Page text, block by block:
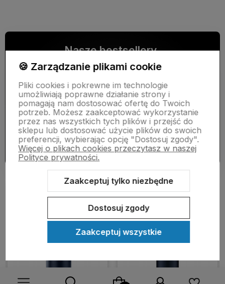
Nasze bestsellery
Odkryj nasze najpopularniejsze produkty, które zdobyły
wyjątkową jakością i świetnym stosunkiem ceny do
wartości, dlatego tak chętnie wracają po nie nasi stali
klienci.
Zobacz więcej
Do ulubionych
🍪 Zarządzanie plikami cookie
Pliki cookies i pokrewne im technologie
umożliwiają poprawne działanie strony i
pomagają nam dostosować ofertę do Twoich
potrzeb. Możesz zaakceptować wykorzystanie
przez nas wszystkich tych plików i przejść do
sklepu lub dostosować użycie plików do swoich
preferencji, wybierając opcję "Dostosuj zgody".
Więcej o plikach cookies przeczytasz w naszej
Polityce prywatności.
Zaakceptuj tylko niezbędne
Dostosuj zgody
Zaakceptuj wszystkie